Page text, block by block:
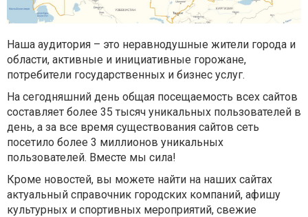
Наша аудитория – это неравнодушные жители города и
области, активные и инициативные горожане,
потребители государственных и бизнес услуг.
На сегодняшний день общая посещаемость всех сайтов
составляет более 35 тысяч уникальных пользователей в
день, а за все время существования сайтов сеть
посетило более 3 миллионов уникальных
пользователей. Вместе мы сила!
Кроме новостей, вы можете найти на наших сайтах
актуальный справочник городских компаний, афишу
культурных и спортивных мероприятий, свежие